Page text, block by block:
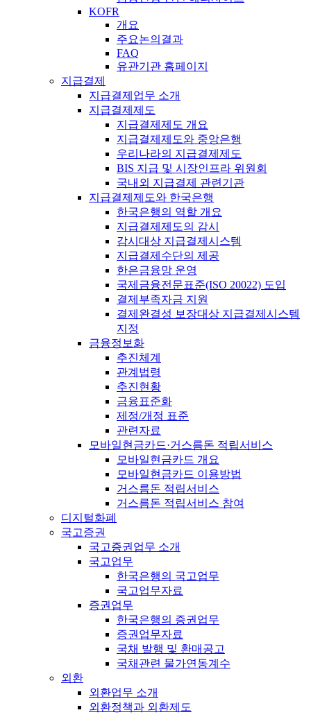
KOFR
개요
주요논의결과
FAQ
유관기관 홈페이지
지급결제
지급결제업무 소개
지급결제제도
지급결제제도 개요
지급결제제도와 중앙은행
우리나라의 지급결제제도
BIS 지급 및 시장인프라 위원회
국내외 지급결제 관련기관
지급결제제도와 한국은행
한국은행의 역할 개요
지급결제제도의 감시
감시대상 지급결제시스템
지급결제수단의 제공
한은금융망 운영
국제금융전문표준(ISO 20022) 도입
결제부족자금 지원
결제완결성 보장대상 지급결제시스템
지정
금융정보화
추진체계
관계법령
추진현황
금융표준화
제정/개정 표준
관련자료
모바일현금카드·거스름돈 적립서비스
모바일현금카드 개요
모바일현금카드 이용방법
거스름돈 적립서비스
거스름돈 적립서비스 참여
디지털화폐
국고증권
국고증권업무 소개
국고업무
한국은행의 국고업무
국고업무자료
증권업무
한국은행의 증권업무
증권업무자료
국채 발행 및 환매공고
국채관련 물가연동계수
외환
외환업무 소개
외환정책과 외환제도